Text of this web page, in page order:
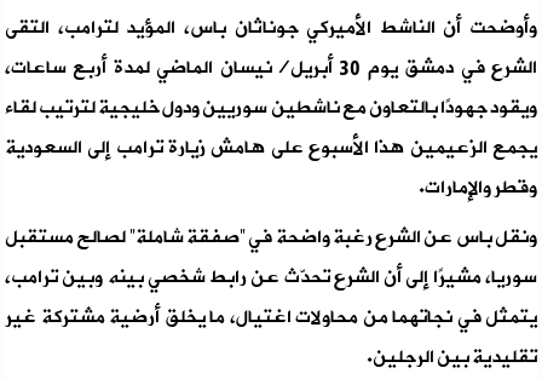
وأوضحت أن الناشط الأميركي جوناثان باس، المؤيد لترامب، التقى
الشرع في دمشق يوم 30 أبريل/نيسان الماضي لمدة أربع ساعات،
ويقود جهودًا بالتعاون مع ناشطين سوريين ودول خليجية لترتيب لقاء
يجمع الزعيمين هذا الأسبوع على هامش زيارة ترامب إلى السعودية
وقطر والإمارات.
ونقل باس عن الشرع رغبة واضحة في “صفقة شاملة” لصالح مستقبل
سوريا، مشيرًا إلى أن الشرع تحدّث عن رابط شخصي بينه وبين ترامب،
يتمثل في نجاتهما من محاولات اغتيال، ما يخلق أرضية مشتركة غير
تقليدية بين الرجلين.